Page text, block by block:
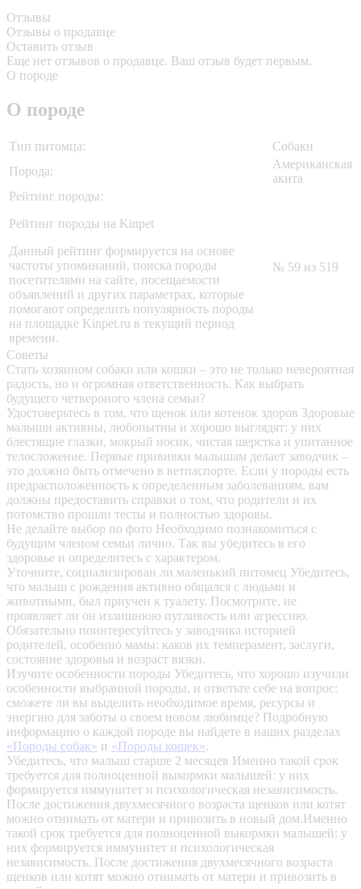
Отзывы
Отзывы о продавце
Оставить отзыв
Еще нет отзывов о продавце. Ваш отзыв будет первым.
О породе
О породе
Тип питомца:
Собаки
Порода:
Американская
акита
Рейтинг породы:
Рейтинг породы на Kinpet
Данный рейтинг формируется на основе
частоты упоминаний, поиска породы
посетителями на сайте, посещаемости
объявлений и других параметрах, которые
помогают определить популярность породы
на площадке Kinpet.ru в текущий период
времени.
№ 59 из 519
Советы
Стать хозяином собаки или кошки – это не только невероятная
радость, но и огромная ответственность. Как выбрать
будущего четвероного члена семьи?
Удостоверьтесь в том, что щенок или котенок здоров Здоровые
малыши активны, любопытны и хорошо выглядят: у них
блестящие глазки, мокрый носик, чистая шерстка и упитанное
телосложение. Первые прививки малышам делает заводчик –
это должно быть отмечено в ветпаспорте. Если у породы есть
предрасположенность к определенным заболеваниям, вам
должны предоставить справки о том, что родители и их
потомство прошли тесты и полностью здоровы.
Не делайте выбор по фото Необходимо познакомиться с
будущим членом семьи лично. Так вы убедитесь в его
здоровье и определитесь с характером.
Уточните, социализирован ли маленький питомец Убедитесь,
что малыш с рождения активно общался с людьми и
животными, был приучен к туалету. Посмотрите, не
проявляет ли он излишнюю пугливость или агрессию.
Обязательно поинтересуйтесь у заводчика историей
родителей, особенно мамы: каков их темперамент, заслуги,
состояние здоровья и возраст вязки.
Изучите особенности породы Убедитесь, что хорошо изучили
особенности выбранной породы, и ответьте себе на вопрос:
сможете ли вы выделить необходимое время, ресурсы и
энергию для заботы о своем новом любимце? Подробную
информацию о каждой породе вы найдете в наших разделах
«Породы собак» и «Породы кошек».
Убедитесь, что малыш старше 2 месяцев Именно такой срок
требуется для полноценной выкормки малышей: у них
формируется иммунитет и психологическая независимость.
После достижения двухмесячного возраста щенков или котят
можно отнимать от матери и привозить в новый дом.Именно
такой срок требуется для полноценной выкормки малышей: у
них формируется иммунитет и психологическая
независимость. После достижения двухмесячного возраста
щенков или котят можно отнимать от матери и привозить в